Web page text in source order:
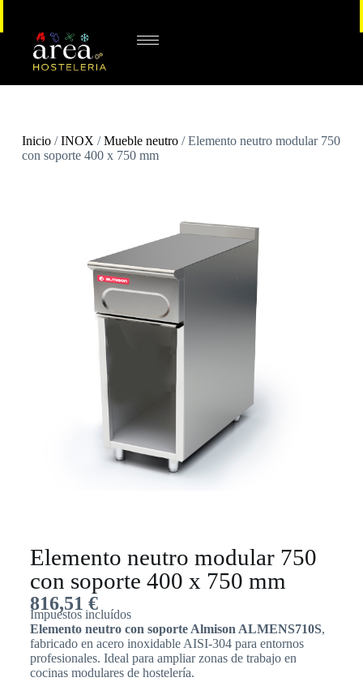
Inicio/INOX /Mueble neutro/ Elemento neutro modular 750
con soporte 400 x 750 mm
Elemento neutro modular 750
con soporte 400 x 750 mm
816,51 €
Impuestos incluídos
Elemento neutro con soporte Almison ALMENS710S,
fabricado en acero inoxidable AISI-304 para entornos
profesionales. Ideal para ampliar zonas de trabajo en
cocinas modulares de hostelería.